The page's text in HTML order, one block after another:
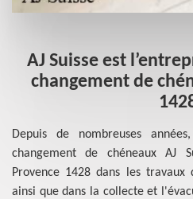
AJ Suisse est
changement de
Depuis de nombreuses
changement de chéneaux AJ
Provence 1428 dans les
ainsi que dans la collecte et